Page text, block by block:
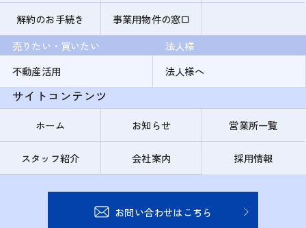
解約のお手続き
事業用物件の窓口
売りたい・買いたい
不動産活用
法人様
法人様へ
サイトコンテンツ
ホーム お知らせ 営業所一覧
スタッフ紹介 会社案内 採用情報
お問い合わせはこちら